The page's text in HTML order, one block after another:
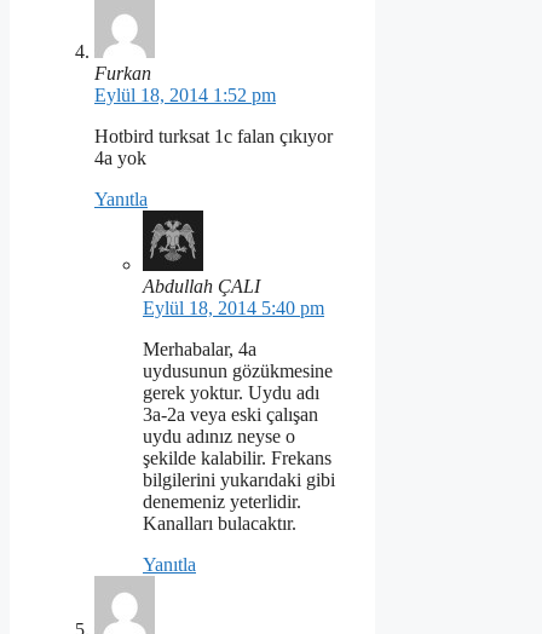
Furkan
Eylül 18, 2014 1:52 pm
Hotbird turksat 1c falan çıkıyor
4a yok
Yanıtla
Abdullah ÇALI
Eylül 18, 2014 5:40 pm
Merhabalar, 4a
uydusunun gözükmesine
gerek yoktur. Uydu adı
3a-2a veya eski çalışan
uydu adınız neyse o
şekilde kalabilir. Frekans
bilgilerini yukarıdaki gibi
denemeniz yeterlidir.
Kanalları bulacaktır.
Yanıtla